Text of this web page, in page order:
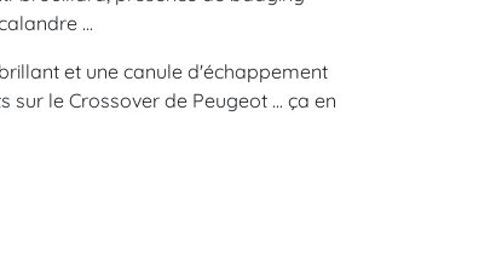
...
et une canule d'échappement
sur le Crossover de Peugeot ... ça en